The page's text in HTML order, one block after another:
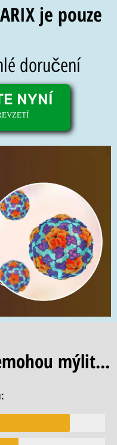
je pouze
doručení
NYNÍ
mýlit...